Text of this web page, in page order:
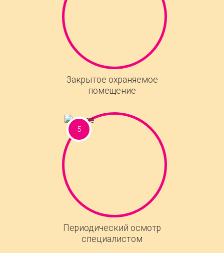
Закрытое охраняемое
помещение
Периодический осмотр
специалистом